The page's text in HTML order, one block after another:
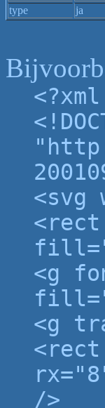
type
ja
<svg
<rect
<g
<g
/>